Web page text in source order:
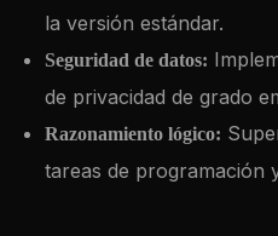
la versión estándar.
Seguridad de datos:
de privacidad de grado
Razonamiento lógico:
tareas de programación